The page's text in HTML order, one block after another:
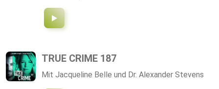
TRUE CRIME 187
Mit Jacqueline Belle und Dr. Alexander Stevens